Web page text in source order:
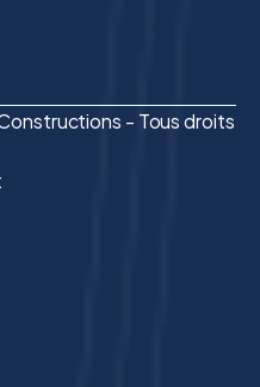
- Tous droits